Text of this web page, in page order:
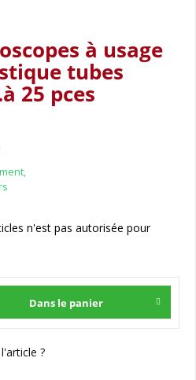
à usage
tubes
25 pces
n'est pas autorisée pour
Dans le panier
?